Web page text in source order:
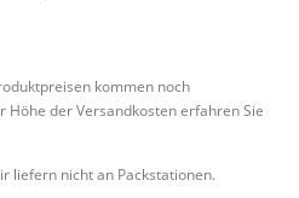
kommen noch
Höhe der Versandkosten erfahren Sie
liefern nicht an Packstationen.